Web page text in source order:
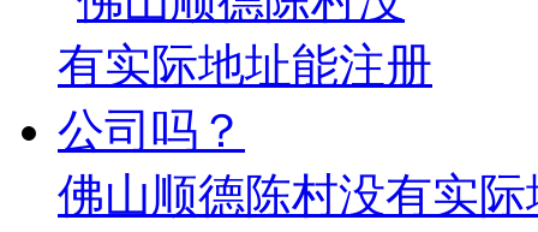
佛山顺德陈村没有实